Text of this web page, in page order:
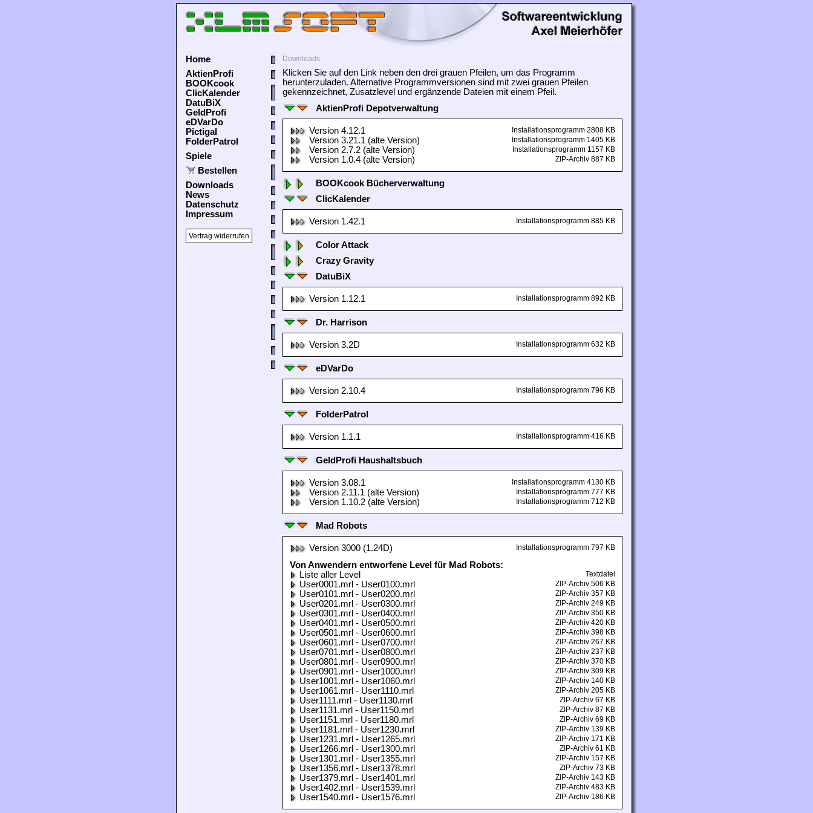
Home
AktienProfi
BOOKcook
ClicKalender
DatuBiX
GeldProfi
eDVarDo
Pictigal
FolderPatrol
Spiele
Bestellen
Downloads
News
Datenschutz
Impressum
Vertrag widerrufen
Downloads
Klicken Sie auf den Link neben den drei grauen Pfeilen, um das Programm
herunterzuladen. Alternative Programmversionen sind mit zwei grauen Pfeilen
gekennzeichnet, Zusatzlevel und ergänzende Dateien mit einem Pfeil.
AktienProfi Depotverwaltung
Version 4.12.1 Installationsprogramm 2808 KB
Version 3.21.1 (alte Version) Installationsprogramm 1405 KB
Version 2.7.2 (alte Version) Installationsprogramm 1157 KB
Version 1.0.4 (alte Version) ZIP-Archiv 887 KB
BOOKcook Bücherverwaltung
ClicKalender
Version 1.42.1 Installationsprogramm 885 KB
Color Attack
Crazy Gravity
DatuBiX
Version 1.12.1 Installationsprogramm 892 KB
Dr. Harrison
Version 3.2D Installationsprogramm 632 KB
eDVarDo
Version 2.10.4 Installationsprogramm 796 KB
FolderPatrol
Version 1.1.1 Installationsprogramm 416 KB
GeldProfi Haushaltsbuch
Version 3.08.1 Installationsprogramm 4130 KB
Version 2.11.1 (alte Version) Installationsprogramm 777 KB
Version 1.10.2 (alte Version) Installationsprogramm 712 KB
Mad Robots
Version 3000 (1.24D) Installationsprogramm 797 KB
Von Anwendern entworfene Level für Mad Robots:
Liste aller Level
Textdatei
User0001.mrl - User0100.mrl ZIP-Archiv 506 KB
User0101.mrl - User0200.mrl ZIP-Archiv 357 KB
User0201.mrl - User0300.mrl ZIP-Archiv 249 KB
User0301.mrl - User0400.mrl ZIP-Archiv 350 KB
User0401.mrl - User0500.mrl ZIP-Archiv 420 KB
User0501.mrl - User0600.mrl ZIP-Archiv 398 KB
User0601.mrl - User0700.mrl ZIP-Archiv 267 KB
User0701.mrl - User0800.mrl ZIP-Archiv 237 KB
User0801.mrl - User0900.mrl ZIP-Archiv 370 KB
User0901.mrl - User1000.mrl ZIP-Archiv 309 KB
User1001.mrl - User1060.mrl ZIP-Archiv 140 KB
User1061.mrl - User1110.mrl ZIP-Archiv 205 KB
User1111.mrl - User1130.mrl ZIP-Archiv 67 KB
User1131.mrl - User1150.mrl ZIP-Archiv 87 KB
User1151.mrl - User1180.mrl ZIP-Archiv 69 KB
User1181.mrl - User1230.mrl ZIP-Archiv 139 KB
User1231.mrl - User1265.mrl ZIP-Archiv 171 KB
User1266.mrl - User1300.mrl ZIP-Archiv 61 KB
User1301.mrl - User1355.mrl ZIP-Archiv 157 KB
User1356.mrl - User1378.mrl ZIP-Archiv 73 KB
User1379.mrl - User1401.mrl ZIP-Archiv 143 KB
User1402.mrl - User1539.mrl ZIP-Archiv 483 KB
User1540.mrl - User1576.mrl ZIP-Archiv 186 KB